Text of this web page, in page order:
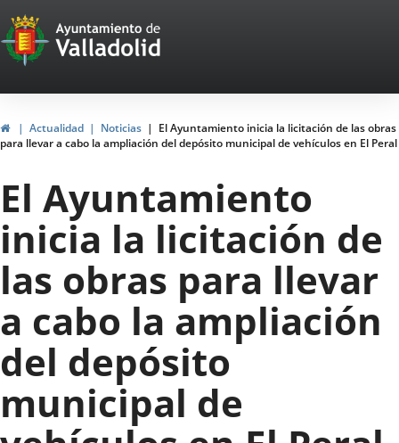
Portal
Web
del
Ayuntamiento
de
Valladolid
InicioActualidad Noticias
El Ayuntamiento inicia la licitación de las obras
para llevar a cabo la ampliación del depósito municipal de vehículos en El Peral
El Ayuntamiento
inicia la licitación de
las obras para llevar
a cabo la ampliación
del depósito
municipal de